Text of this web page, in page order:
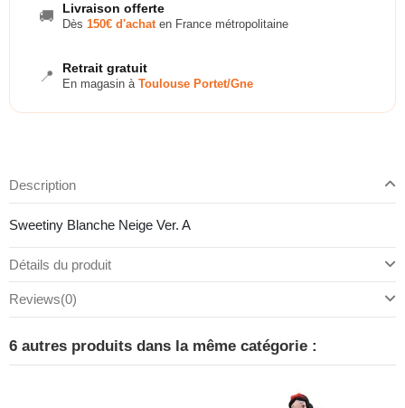
🚚 Livraison offerte
Dès 150€ d'achaten France métropolitaine
📍 Retrait gratuit
En magasin à Toulouse Portet/Gne
Description
Sweetiny Blanche Neige Ver. A
Détails du produit
Reviews(0)
6 autres produits dans la même catégorie :